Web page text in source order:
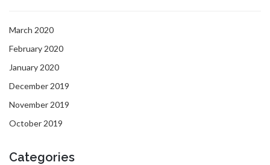
March 2020
February 2020
January 2020
December 2019
November 2019
October 2019
Categories